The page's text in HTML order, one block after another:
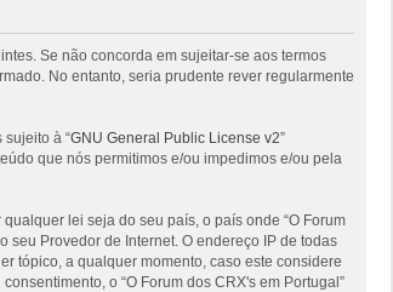
Se não concorda em sujeitar-se aos termos
No entanto, seria prudente rever regularmente
sujeito à “GNU General Public License v2”
que nós permitimos e/ou impedimos e/ou pela
lei seja do seu país, o país onde “O Forum
seu Provedor de Internet. O endereço IP de todas
tópico, a qualquer momento, caso este considere
o “O Forum dos CRX's em Portugal”